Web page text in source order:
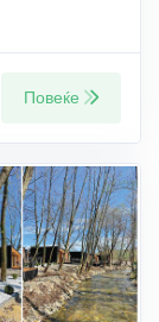
Повеќе